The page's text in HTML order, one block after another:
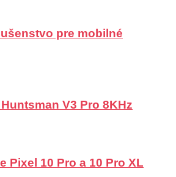
pre mobilné
V3 Pro 8KHz
Pixel 10 Pro a 10 Pro XL